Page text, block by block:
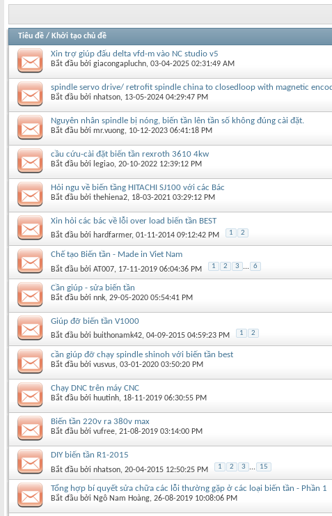
Tiêu đề / Khởi tạo chủ đề
Xin trợ giúp đấu delta vfd-m vào NC studio v5
Bắt đầu bởi giacongapluchn‎, 03-04-2025 02:31:49 AM
spindle servo drive/ retrofit spindle china to closedloop with magnetic
Bắt đầu bởi nhatson‎, 13-05-2024 04:29:47 PM
Nguyên nhân spindle bị nóng, biến tần lên tần số không đúng cài đặt.
Bắt đầu bởi mr.vuong‎, 10-12-2023 06:41:18 PM
cầu cứu-cài đặt biến tần rexroth 3610 4kw
Bắt đầu bởi legiao‎, 20-10-2022 12:39:12 PM
Hỏi ngu về biến tầng HITACHI SJ100 với các Bác
Bắt đầu bởi thehiena2‎, 18-03-2021 03:29:12 PM
Xin hỏi các bác về lỗi over load biến tần BEST
Bắt đầu bởi hardfarmer‎, 01-11-2014 09:12:42 PM 1 2
Chế tạo Biến tần - Made in Viet Nam
Bắt đầu bởi AT007‎, 17-11-2019 06:04:36 PM 1 2 3 ... 6
Cần giúp - sửa biến tần
Bắt đầu bởi nnk‎, 29-05-2020 05:54:41 PM
Giúp đỡ biến tần V1000
Bắt đầu bởi buithonamk42‎, 04-09-2015 04:59:23 PM 1 2
cần giúp đỡ chạy spindle shinoh với biến tần best
Bắt đầu bởi vusvus‎, 03-01-2020 03:50:20 PM
Chạy DNC trên máy CNC
Bắt đầu bởi huutinh‎, 18-11-2019 06:30:55 PM
Biến tần 220v ra 380v max
Bắt đầu bởi vufree‎, 21-08-2019 03:14:00 PM
DIY biến tần R1-2015
Bắt đầu bởi nhatson‎, 20-04-2015 12:50:25 PM 1 2 3 ... 15
Tổng hợp bí quyết sửa chữa các lỗi thường gặp ở các loại biến tần - Phần 1
Bắt đầu bởi Ngô Nam Hoàng‎, 26-08-2019 10:08:06 PM